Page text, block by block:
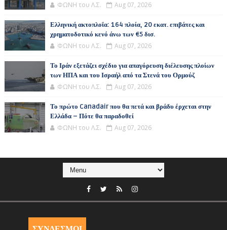
ΦΩΝΗ του Λ.Σ. Aug 07, 2026
Ελληνική ακτοπλοΐα: 164 πλοία, 20 εκατ. επιβάτες και
χρηματοδοτικό κενό άνω των €5 δισ.
ΦΩΝΗ του Λ.Σ. Aug 07, 2026
Το Ιράν εξετάζει σχέδιο για απαγόρευση διέλευσης πλοίων
των ΗΠΑ και του Ισραήλ από τα Στενά του Ορμούζ
ΦΩΝΗ του Λ.Σ. Aug 07, 2026
Το πρώτο Canadair που θα πετά και βράδυ έρχεται στην
Ελλάδα – Πότε θα παραδοθεί
ΦΩΝΗ του Λ.Σ. Aug 07, 2026